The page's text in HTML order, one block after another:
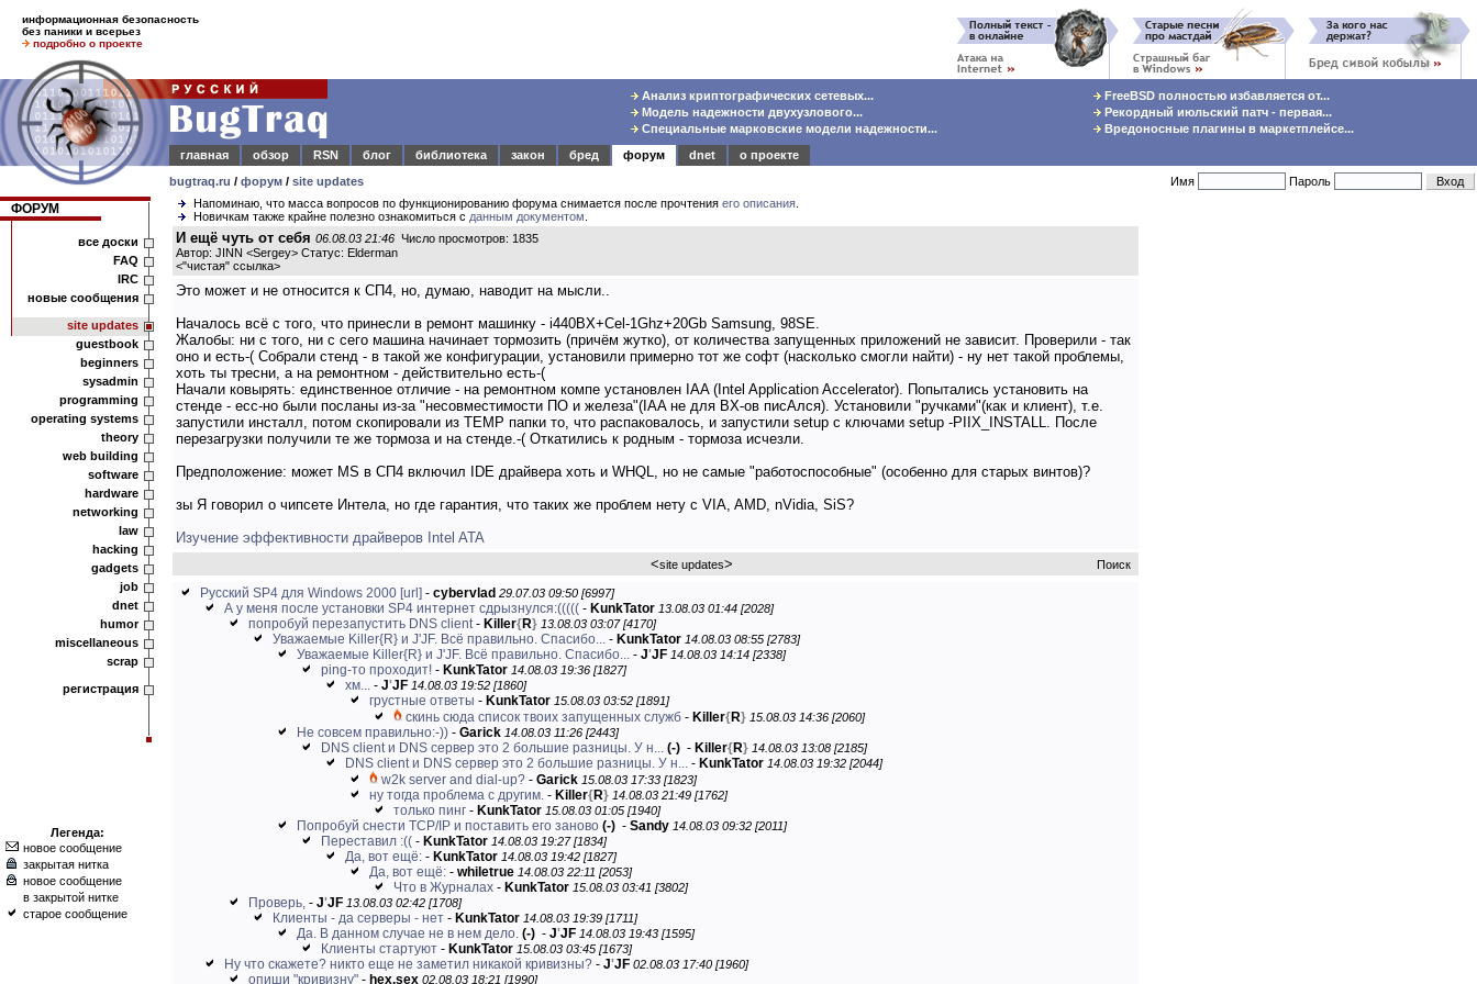
информационная безопасность
без паники и всерьез
подробно о проекте
Анализ криптографических сетевых...
Модель надежности двухузлового...
Специальные марковские модели надежности...
FreeBSD полностью избавляется от...
Рекордный июльский патч - первая...
Вредоносные плагины в маркетплейсе...
главная
обзор RSN блог библиотека закон бред форум dnet
о проекте
bugtraq.ru / форум / site updates Имя Пароль
ФОРУМ
все доски
FAQ
IRC
новые сообщения
site updates
guestbook
beginners
sysadmin
programming
operating systems
theory
web building
software
hardware
networking
law
hacking
gadgets
job
dnet
humor
miscellaneous
scrap
регистрация
Легенда:
новое сообщение
закрытая нитка
новое сообщение
в закрытой нитке
старое сообщение
Напоминаю, что масса вопросов по функционированию форума снимается после прочтения его описания
Новичкам также крайне полезно ознакомиться с данным документом
И ещё чуть от себя 06.08.03 21:46 Число просмотров: 1835
Автор: JINN <Sergey> Статус: Elderman
<"чистая" ссылка>
Это может и не относится к СП4, но, думаю, наводит на мысли..
Началось всё с того, что принесли в ремонт машинку - i440BX+Cel-1Ghz+20Gb Samsung, 98SE.
Жалобы: ни с того, ни с сего машина начинает тормозить (причём жутко), от количества запущенных приложений не зависит. Проверили - так
оно и есть-( Собрали стенд - в такой же конфигурации, установили примерно тот же софт (насколько смогли найти) - ну нет такой проблемы,
хоть ты тресни, а на ремонтном - действительно есть-(
Начали ковырять: единственное отличие - на ремонтном компе установлен IAA (Intel Application Accelerator). Попытались установить на
стенде - есс-но были посланы из-за "несовместимости ПО и железа"(IAA не для BX-ов писАлся). Установили "ручками"(как и клиент), т.е.
запустили инсталл, потом скопировали из TEMP папки то, что распаковалось, и запустили setup с ключами setup -PIIX_INSTALL. После
перезагрузки получили те же тормоза и на стенде.-( Откатились к родным - тормоза исчезли.
Предположение: может MS в СП4 включил IDE драйвера хоть и WHQL, но не самые "работоспособные" (особенно для старых винтов)?
зы Я говорил о чипсете Интела, но где гарантия, что таких же проблем нету с VIA, AMD, nVidia, SiS?
Изучение эффективности драйверов Intel ATA
<site updates> Поиск
Русский SP4 для Windows 2000 [url] - cybervlad 29.07.03 09:50 [6997]
А у меня после установки SP4 интернет сдрызнулся:((((( - KunkTator 13.08.03 01:44 [2028]
попробуй перезапустить DNS client- Killer{R} 13.08.03 03:07 [4170]
Уважаемые Killer{R} и J'JF. Всё правильно. Спасибо... - KunkTator 14.08.03 08:55 [2783]
Уважаемые Killer{R} и J'JF. Всё правильно. Спасибо... - J'JF 14.08.03 14:14 [2338]
ping-то проходит! - KunkTator 14.08.03 19:36 [1827]
хм... - J'JF 14.08.03 19:52 [1860]
грустные ответы - KunkTator 15.08.03 03:52 [1891]
скинь сюда список твоих запущенных служб - Killer{R} 15.08.03 14:36 [2060]
Не совсем правильно:-)) - Garick 14.08.03 11:26 [2443]
DNS client и DNS сервер это 2 большие разницы. У н... (-) - Killer{R} 14.08.03 13:08 [2185]
DNS client и DNS сервер это 2 большие разницы. У н... - KunkTator 14.08.03 19:32 [2044]
w2k server and dial-up? - Garick 15.08.03 17:33 [1823]
ну тогда проблема с другим. - Killer{R} 14.08.03 21:49 [1762]
только пинг - KunkTator 15.08.03 01:05 [1940]
Попробуй снести TCP/IP и поставить его заново (-) - Sandy 14.08.03 09:32 [2011]
Переставил :(( - KunkTator 14.08.03 19:27 [1834]
Да, вот ещё: - KunkTator 14.08.03 19:42 [1827]
Да, вот ещё: - whiletrue 14.08.03 22:11 [2053]
Что в Журналах - KunkTator 15.08.03 03:41 [3802]
Проверь, - J'JF 13.08.03 02:42 [1708]
Клиенты - да серверы - нет - KunkTator 14.08.03 19:39 [1711]
Да. В данном случае не в нем дело. (-) - J'JF 14.08.03 19:43 [1595]
Клиенты стартуют - KunkTator 15.08.03 03:45 [1673]
Ну что скажете? никто еще не заметил никакой кривизны? - J'JF 02.08.03 17:40 [1960]
опиши "кривизну" - hex.sex 02.08.03 18:21 [1990]